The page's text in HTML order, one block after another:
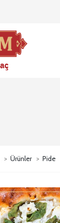
> Ürünler > Pide